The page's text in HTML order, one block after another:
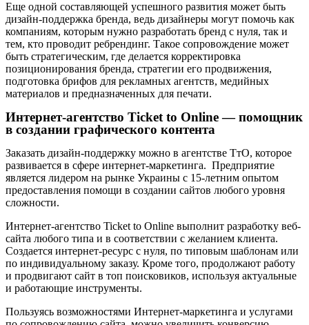
Еще одной составляющей успешного развития может быть
дизайн-поддержка бренда, ведь дизайнеры могут помочь как
компаниям, которым нужно разработать бренд с нуля, так и
тем, кто проводит ребрендинг. Такое сопровождение может
быть стратегическим, где делается корректировка
позиционирования бренда, стратегии его продвижения,
подготовка брифов для рекламных агентств, медийных
материалов и предназначенных для печати.
Интернет-агентство Ticket to Online — помощник
в создании графического контента
Заказать дизайн-поддержку можно в агентстве ТтО, которое
развивается в сфере интернет-маркетинга. Предприятие
является лидером на рынке Украины с 15-летним опытом
предоставления помощи в создании сайтов любого уровня
сложности.
Интернет-агентство Ticket to Online выполнит разработку веб-
сайта любого типа и в соответствии с желанием клиента.
Создается интернет-ресурс с нуля, по типовым шаблонам или
по индивидуальному заказу. Кроме того, продолжают работу
и продвигают сайт в топ поисковиков, используя актуальные
и работающие инструменты.
Пользуясь возможностями Интернет-маркетинга и услугами